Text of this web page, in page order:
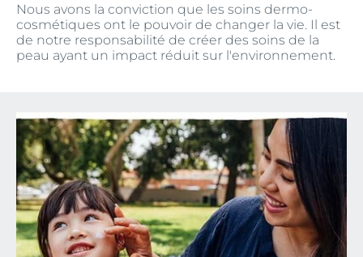
Nous avons la conviction que les soins dermo-
cosmétiques ont le pouvoir de changer la vie. Il est
de notre responsabilité de créer des soins de la
peau ayant un impact réduit sur l'environnement.